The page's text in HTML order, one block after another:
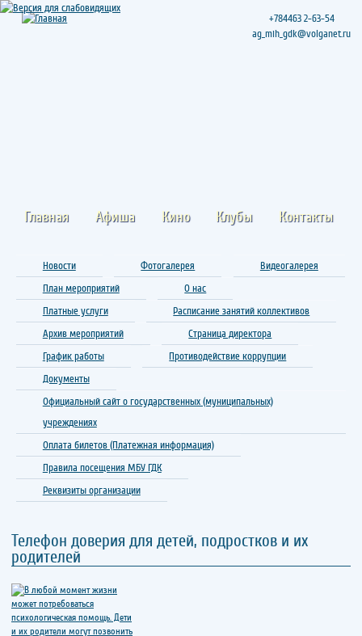
+784463 2-63-54
ag_mih_gdk@volganet.ru
Главная Афиша Кино Клубы Контакты
Новости Фотогалерея
Видеогалерея
План мероприятий
О нас
Платные услуги
Расписание занятий коллективов
Архив мероприятий
Страница директора
График работы
Противодействие коррупции
Документы
Официальный сайт о государственных (муниципальных)
учреждениях
Оплата билетов (Платежная информация)
Правила посещения МБУ ГДК
Реквизиты организации
Телефон доверия для детей, подростков и их
родителей